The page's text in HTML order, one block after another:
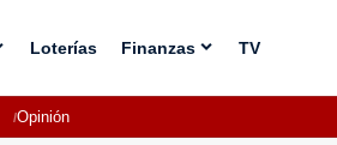
Loterías Finanzas TV
Opinión